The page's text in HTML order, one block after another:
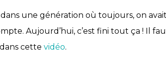
une génération où toujours, on
Aujourd’hui, c’est fini tout ça ! Il
cette vidéo.